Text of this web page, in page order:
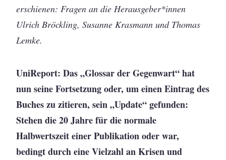
erschienen: Fragen an die Herausgeber*innen
Ulrich Bröckling, Susanne Krasmann und Thomas
Lemke.
UniReport: Das „Glossar der Gegenwart“ hat
nun seine Fortsetzung oder, um einen Eintrag des
Buches zu zitieren, sein „Update“ gefunden:
Stehen die 20 Jahre für die normale
Halbwertszeit einer Publikation oder war,
bedingt durch eine Vielzahl an Krisen und